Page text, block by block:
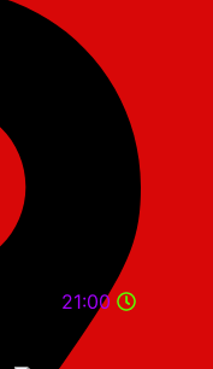
21:00